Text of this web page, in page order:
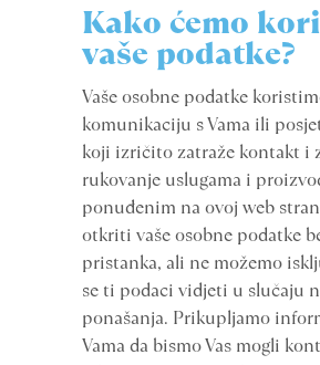
Kako ćemo
vaše podatke?
Vaše osobne podatke
komunikaciju s Vama ili
koji izričito zatraže kontakt i
rukovanje uslugama i
ponuđenim na ovoj web
otkriti vaše osobne podatke
pristanka, ali ne možemo
se ti podaci vidjeti u slučaju
ponašanja. Prikupljamo
Vama da bismo Vas mogli